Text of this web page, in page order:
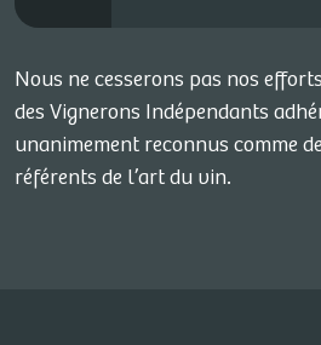
Nous ne cesserons pas nos
des Vignerons Indépendants
unanimement reconnus comme
référents de l’art du vin.